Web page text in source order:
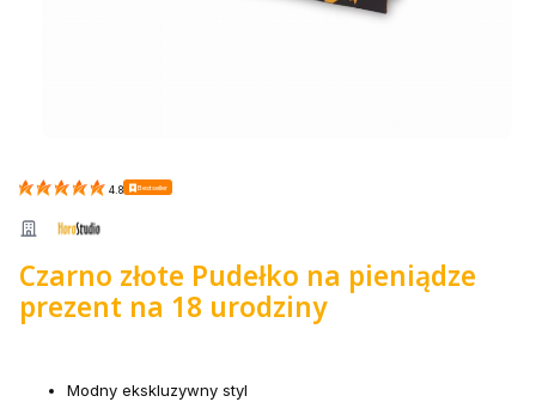
4.8 Bestseller
Czarno złote Pudełko na pieniądze
prezent na 18 urodziny
Modny ekskluzywny styl